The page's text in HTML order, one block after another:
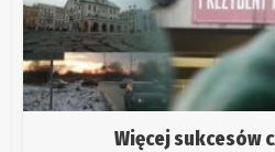
Więcej sukcesów